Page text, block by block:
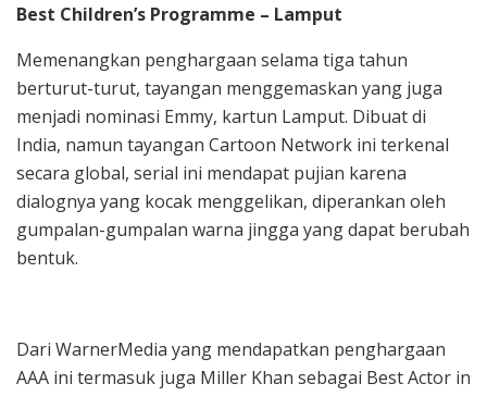
Best Children’s Programme – Lamput
Memenangkan penghargaan selama tiga tahun
berturut-turut, tayangan menggemaskan yang juga
menjadi nominasi Emmy, kartun Lamput. Dibuat di
India, namun tayangan Cartoon Network ini terkenal
secara global, serial ini mendapat pujian karena
dialognya yang kocak menggelikan, diperankan oleh
gumpalan-gumpalan warna jingga yang dapat berubah
bentuk.
Dari WarnerMedia yang mendapatkan penghargaan
AAA ini termasuk juga Miller Khan sebagai Best Actor in